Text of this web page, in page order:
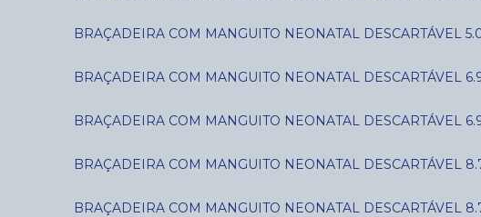
BRAÇADEIRA COM MANGUITO NEONATAL DESCARTÁVEL
BRAÇADEIRA COM MANGUITO NEONATAL DESCARTÁVEL
BRAÇADEIRA COM MANGUITO NEONATAL DESCARTÁVEL
BRAÇADEIRA COM MANGUITO NEONATAL DESCARTÁVEL
BRAÇADEIRA COM MANGUITO NEONATAL DESCARTÁVEL